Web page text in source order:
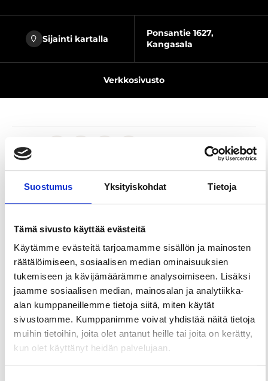
Suostumus Yksityiskohdat Tietoja
Tämä sivusto käyttää evästeitä
Käytämme evästeitä tarjoamamme sisällön ja mainosten
räätälöimiseen, sosiaalisen median ominaisuuksien
tukemiseen ja kävijämäärämme analysoimiseen. Lisäksi
jaamme sosiaalisen median, mainosalan ja analytiikka-
alan kumppaneillemme tietoja siitä, miten käytät
sivustoamme. Kumppanimme voivat yhdistää näitä tietoja
muihin tietoihin, joita olet antanut heille tai joita on kerätty,
kun olet käyttänyt heidän palvelujaan.
Sijainti kartalla
Ponsantie 1627,
Kangasala
Verkkosivusto
Jaa sivu
Majoitu kauniiden peltomaisemien keskellä
Kangasalan Ponsassa 45 minuutin ajomatkan
ympärilläsi! Lammastilan tilapuodin yläkerrassa on
kaksi remontoitua 2 hengen huonetta.